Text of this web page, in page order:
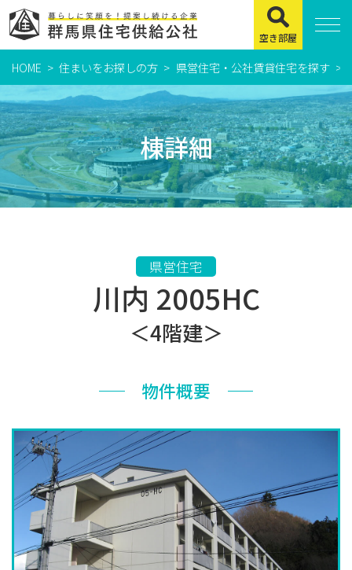
住まいをお探しの方
県営住宅
公社賃貸住宅
緊急通報システムについて
市営・町営住宅
賃貸店舗・事務所
よくある質問
ぐんま住まいの
現在お住まい
公社に
ついて
採用
情報
入札
情報
空き部屋
HOME 住まいをお探しの方 県営住宅・公社賃貸住宅を探す
棟詳細
県営住宅
川内 2005HC
＜4階建＞
物件概要